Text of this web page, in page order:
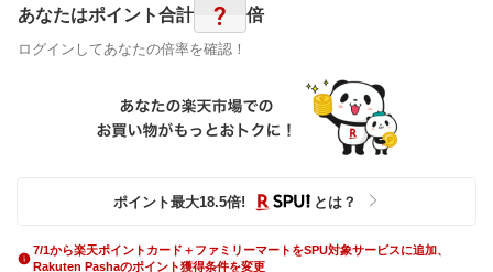
あなたはポイント合計 ? 倍
ログインしてあなたの倍率を確認！
ポイント最大18.5倍! とは？
7/1から楽天ポイントカード＋ファミリーマートをSPU対象サービスに追加、
Rakuten Pashaのポイント獲得条件を変更